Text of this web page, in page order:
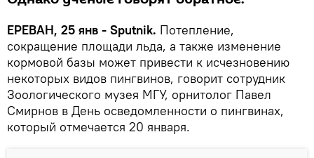
ЕРЕВАН, 25 янв - Sputnik. Потепление,
сокращение площади льда, а также изменение
кормовой базы может привести к исчезновению
некоторых видов пингвинов, говорит сотрудник
Зоологического музея МГУ, орнитолог Павел
Смирнов в День осведомленности о пингвинах,
который отмечается 20 января.